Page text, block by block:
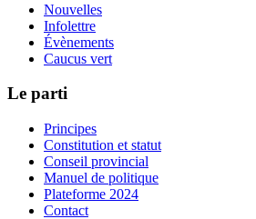
Nouvelles
Infolettre
Évènements
Caucus vert
Le parti
Principes
Constitution et statut
Conseil provincial
Manuel de politique
Plateforme 2024
Contact